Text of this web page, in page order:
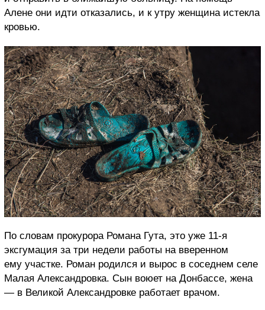
Алене они идти отказались, и к утру женщина истекла
кровью.
По словам прокурора Романа Гута, это уже 11-я
эксгумация за три недели работы на вверенном
ему участке. Роман родился и вырос в соседнем селе
Малая Александровка. Сын воюет на Донбассе, жена
— в Великой Александровке работает врачом.